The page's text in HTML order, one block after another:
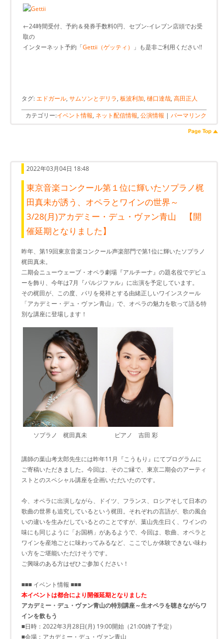
←24時間受付、予約＆発券手数料0円、セブン-イレブン店頭でお受
取の
インターネット予約「Gettii（ゲッティ） 」も是非ご利用ください!!
タグ:エドガール, サムソンとデリラ, 板波利加, 樋口達哉, 高田正人
カテゴリー:イベント情報, ネット配信情報, 公演情報 | パーマリンク
2022年03月04日 18:48
東京音楽コンクール第１位に輝いたソプラノ梶
田真未が誘う、オペラとワインの世界～
3/28(月)アカデミー・デュ・ヴァン青山 【開
催延期となりました】
昨年、第19回東京音楽コンクール声楽部門で第1位に輝いたソプラノ
梶田真未。
二期会ニューウェーブ・オペラ劇場『アルチーナ』の題名役でデビュ
ーを飾り、今年は7月『パルジファル』に出演を予定しています。
その梶田が、この度、パリを発祥とする由緒正しいワインスクール
「アカデミー・デュ・ヴァン青山」で、オペラの魅力を歌って語る特
別な講座に登場します！
ソプラノ 梶田真未 ピアノ 吉田 彩
講師の葉山考太郎先生には昨年11月『こうもり』にてプログラムに
ご寄稿いただきました。今回は、そのご縁で、東京二期会のアーティ
ストとのスペシャル講座を企画いただいたのです。
今、オペラに出演しながら、ドイツ、フランス、ロシアそして日本の
歌曲の世界も追究しているという梶田。それぞれの言語が、歌の風合
いの違いを生みだしているとのことですが、葉山先生曰く、ワインの
味にも同じように「お国柄」があるようで、今回は、歌曲、オペラと
ワインを産地ごとに味わってみるなど、ここでしか体験できない味わ
い方をご堪能いただけそうです。
ご興味のある方はぜひご参加ください！
■■■ イベント情報 ■■■
本イベントは都合により開催延期となりました
アカデミー・デュ・ヴァン青山の特別講座～生オペラを聴きながらワ
インを飲もう
■日時：2022年3月28日(月) 19:00開始（21:00終了予定）
■会場：アカデミー・デュ・ヴァン青山